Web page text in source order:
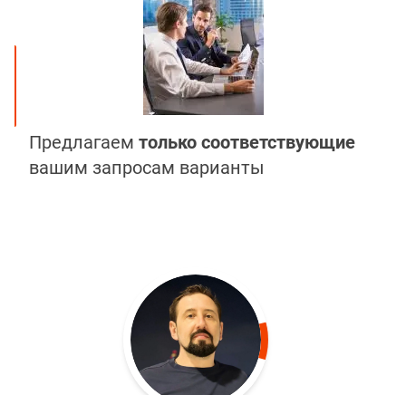
Предлагаем только соответствующие
вашим запросам варианты